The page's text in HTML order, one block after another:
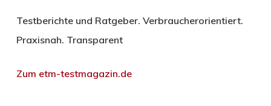
Testberichte und Ratgeber. Verbraucherorientiert.
Praxisnah. Transparent
Zum etm-testmagazin.de